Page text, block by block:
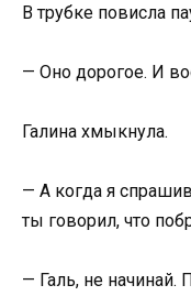
В трубке повисла
— Оно дорогое. И
Галина хмыкнула.
— А когда я
ты говорил, что
— Галь, не начинай.